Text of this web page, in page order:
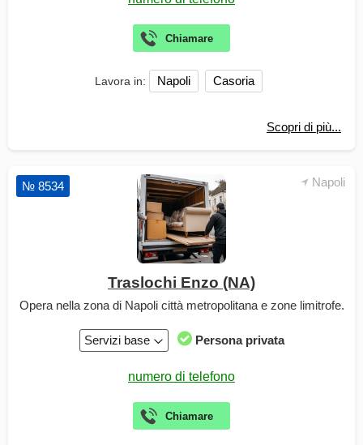
Lavora in: Napoli Casoria
Scopri di più...
Napoli
№ 8534
Traslochi Enzo (NA)
Opera nella zona di Napoli città metropolitana e zone limitrofe.
Servizi base Persona privata